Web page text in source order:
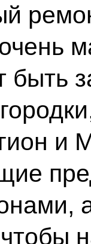
быть
и